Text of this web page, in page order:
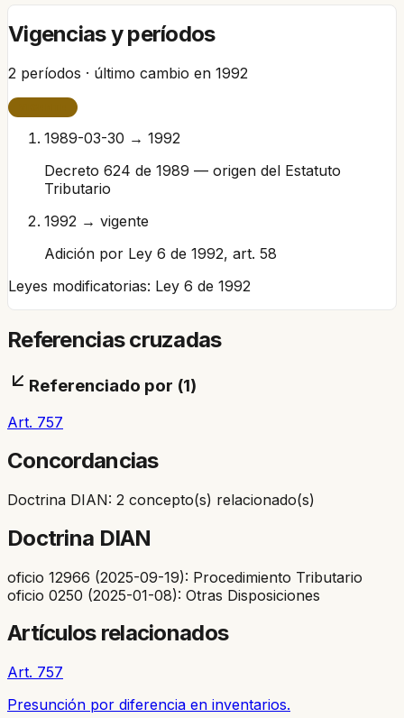
Vigencias y períodos
2 períodos · último cambio en 1992
1989-03-30 → 1992
Decreto 624 de 1989 — origen del Estatuto
Tributario
1992 → vigente
Adición por Ley 6 de 1992, art. 58
Leyes modificatorias: Ley 6 de 1992
Referencias cruzadas
Referenciado por (1)
Art. 757
Concordancias
Doctrina DIAN: 2 concepto(s) relacionado(s)
Doctrina DIAN
oficio 12966 (2025-09-19): Procedimiento Tributario
oficio 0250 (2025-01-08): Otras Disposiciones
Artículos relacionados
Art. 757
Presunción por diferencia en inventarios.